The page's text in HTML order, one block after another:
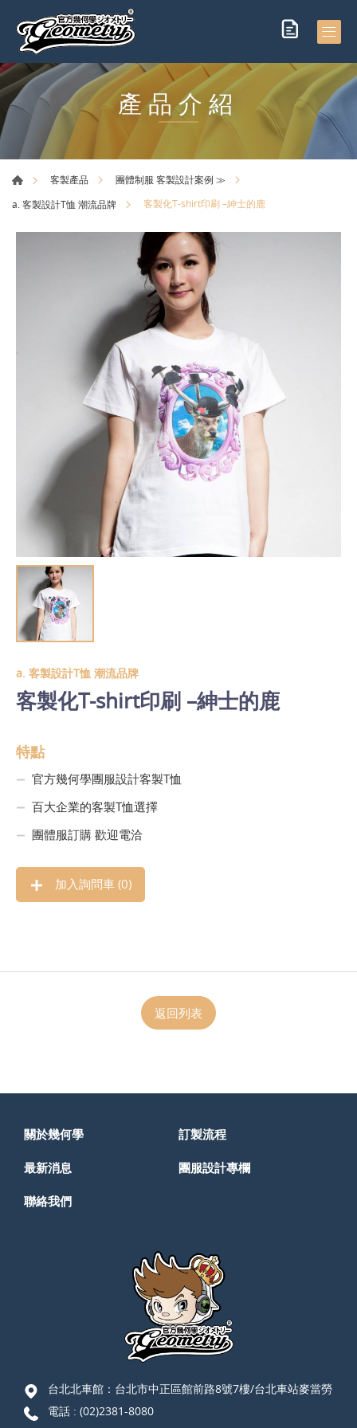
產品介紹
客製產品
團體制服 客製設計案例 ≫
a. 客製設計T恤 潮流品牌
客製化T-shirt印刷 –紳士的鹿
a. 客製設計T恤 潮流品牌
客製化T-shirt印刷 –紳士的鹿
特點
官方幾何學團服設計客製T恤
百大企業的客製T恤選擇
團體服訂購 歡迎電洽
加入詢問車 (0)
返回列表
關於幾何學 訂製流程
最新消息 團服設計專欄
聯絡我們
台北北車館：台北市中正區館前路8號7樓/台北車站麥當勞
電話 : (02)2381-8080